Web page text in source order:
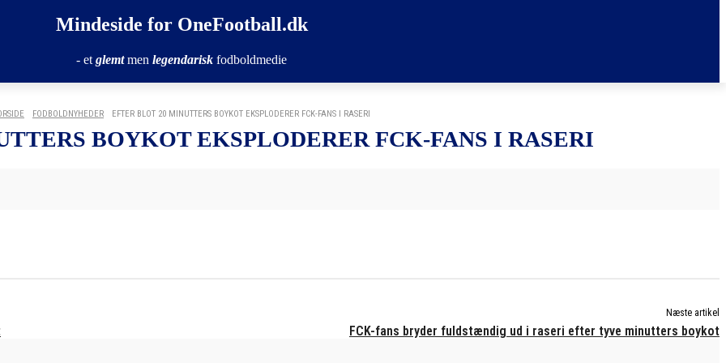
Mindeside for OneFootball.dk
- et glemtmen legendarisk fodboldmedie
FODBOLDNYHEDER EFTER BLOT 20 MINUTTERS BOYKOT EKSPLODERER FCK-FANS I RASERI
BOYKOT EKSPLODERER FCK-FANS I RASERI
Næste artikel
FCK-fans bryder fuldstændig ud i raseri efter tyve minutters boykot